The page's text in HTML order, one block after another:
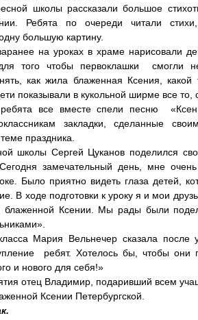
школы рассказали большое
Ребята по очереди читали
большую картину.
на уроках в храме нарисовали
того чтобы первоклашки смогли
как жила блаженная Ксения,
показывали в кукольной ширме все то,
все вместе спели песню
закладки, сделанные
праздника.
школы Сергей Цуканов поделился
замечательный день, мне
Было приятно видеть глаза детей,
В ходе подготовки к уроку я и мои
блаженной Ксении. Мы рады были
Мария Вельнечер сказала
ребят. Хотелось бы, чтобы
и нового для себя!»
отец Владимир, подаривший всем
Ксении Петербургской.